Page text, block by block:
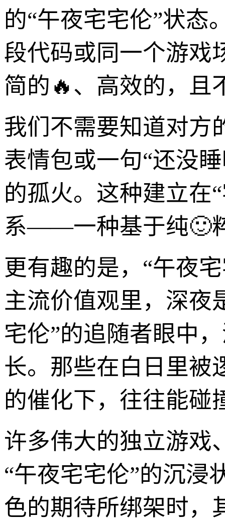
的“午夜宅宅伦”状态
段代码或同一个游戏
简的🔥、高效的，且
我们不需要知道对方
表情包或一句“还没
的孤火。这种建立在
系——一种基于纯🙂
更有趣的是，“午夜
主流价值观里，深夜
宅伦”的追随者眼中
长。那些在白日里被
的催化下，往往能碰
许多伟大的独立游戏
“午夜宅宅伦”的沉浸
色的期待所绑架时，